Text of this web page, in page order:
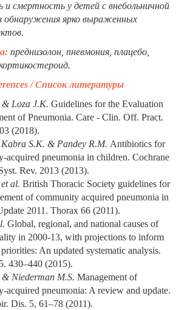
и смертность у детей с внебольничной
обнаружения ярко выраженных
преднизолон, пневмония, плацебо,
/Список литературы
& Loza J.K. Guidelines for the Evaluation
of Pneumonia. Care - Clin. Off. Pract.
(2018).
S.K. & Pandey R.M. Antibiotics for
acquired pneumonia in children. Cochrane
Rev. 2013 (2013).
al. British Thoracic Society guidelines for
of community acquired pneumonia in
2011. Thorax 66 (2011).
Global, regional, and national causes of
in 2000-13, with projections to inform
An updated systematic analysis.
430–440 (2015).
Niederman M.S. Management of
acquired pneumonia: A review and update.
Dis. 5, 61–78 (2011).